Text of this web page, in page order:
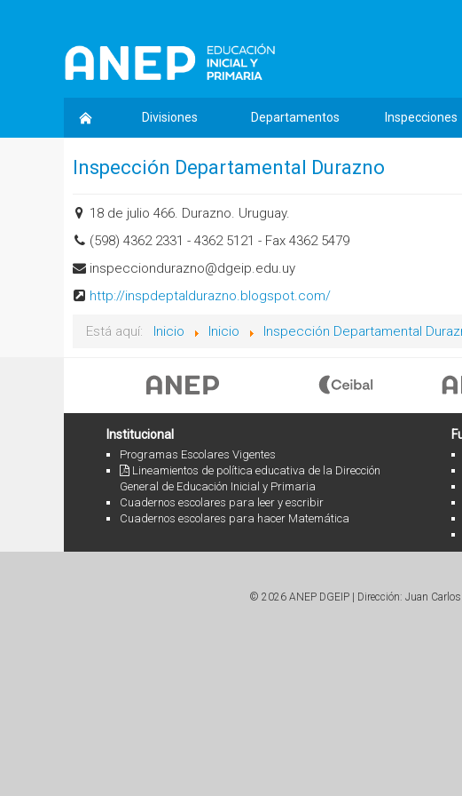
Divisiones Departamentos Inspecciones
Inspección Departamental Durazno
18 de julio 466. Durazno. Uruguay.
(598) 4362 2331 - 4362 5121 - Fax 4362 5479
inspecciondurazno@dgeip.edu.uy
http://inspdeptaldurazno.blogspot.com/
Está aquí: Inicio Inicio Inspección Departamental
Institucional
Programas Escolares Vigentes
Lineamientos de política educativa de la Dirección
General de Educación Inicial y Primaria
Cuadernos escolares para leer y escribir
Cuadernos escolares para hacer Matemática
© 2026 ANEP DGEIP | Dirección: Juan